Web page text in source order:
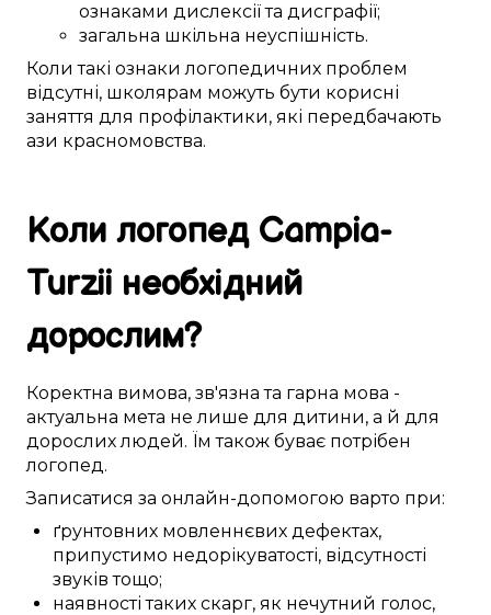
ознаками дислексії та дисграфії;
загальна шкільна неуспішність.
Коли такі ознаки логопедичних проблем
відсутні, школярам можуть бути корисні
заняття для профілактики, які передбачають
ази красномовства.
Коли логопед Campia-
Turzii необхідний
дорослим?
Коректна вимова, зв'язна та гарна мова -
актуальна мета не лише для дитини, а й для
дорослихлюдей. Їмтакож буває потрібен
логопед.
Записатися за онлайн-допомогою варто при:
ґрунтовних мовленнєвих дефектах,
припустимо недорікуватості, відсутності
звуків тощо;
наявності таких скарг, як нечутний голос,